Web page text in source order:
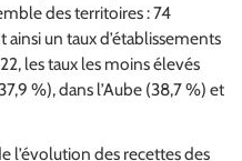
des territoires : 74
un taux d’établissements
les taux les moins élevés
%), dans l’Aube (38,7 %) et
l’évolution des recettes des